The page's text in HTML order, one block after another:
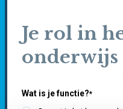
Je rol in
onderwijs
Wat is je functie?*